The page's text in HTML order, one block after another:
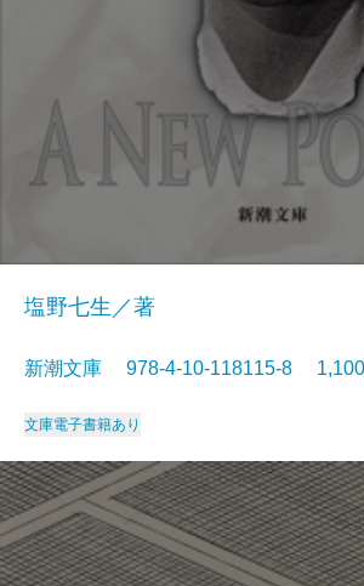
塩野七生／著
新潮文庫 978-4-10-118115-8
文庫電子書籍あり